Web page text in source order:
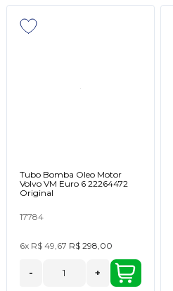
Tubo Bomba Oleo Motor
Volvo VM Euro 6 22264472
Original
17784
6x R$ 49,67 R$ 298,00
- +